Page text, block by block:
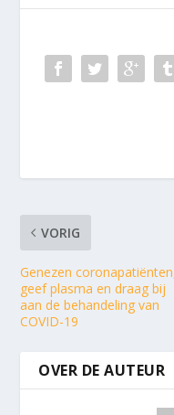
VORIG
Genezen
geef plasma en draag bij
aan de behandeling van
COVID-19
OVER DE AUTEUR